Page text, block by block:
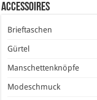
Accessoires
Brieftaschen
Gürtel
Manschettenknöpfe
Modeschmuck